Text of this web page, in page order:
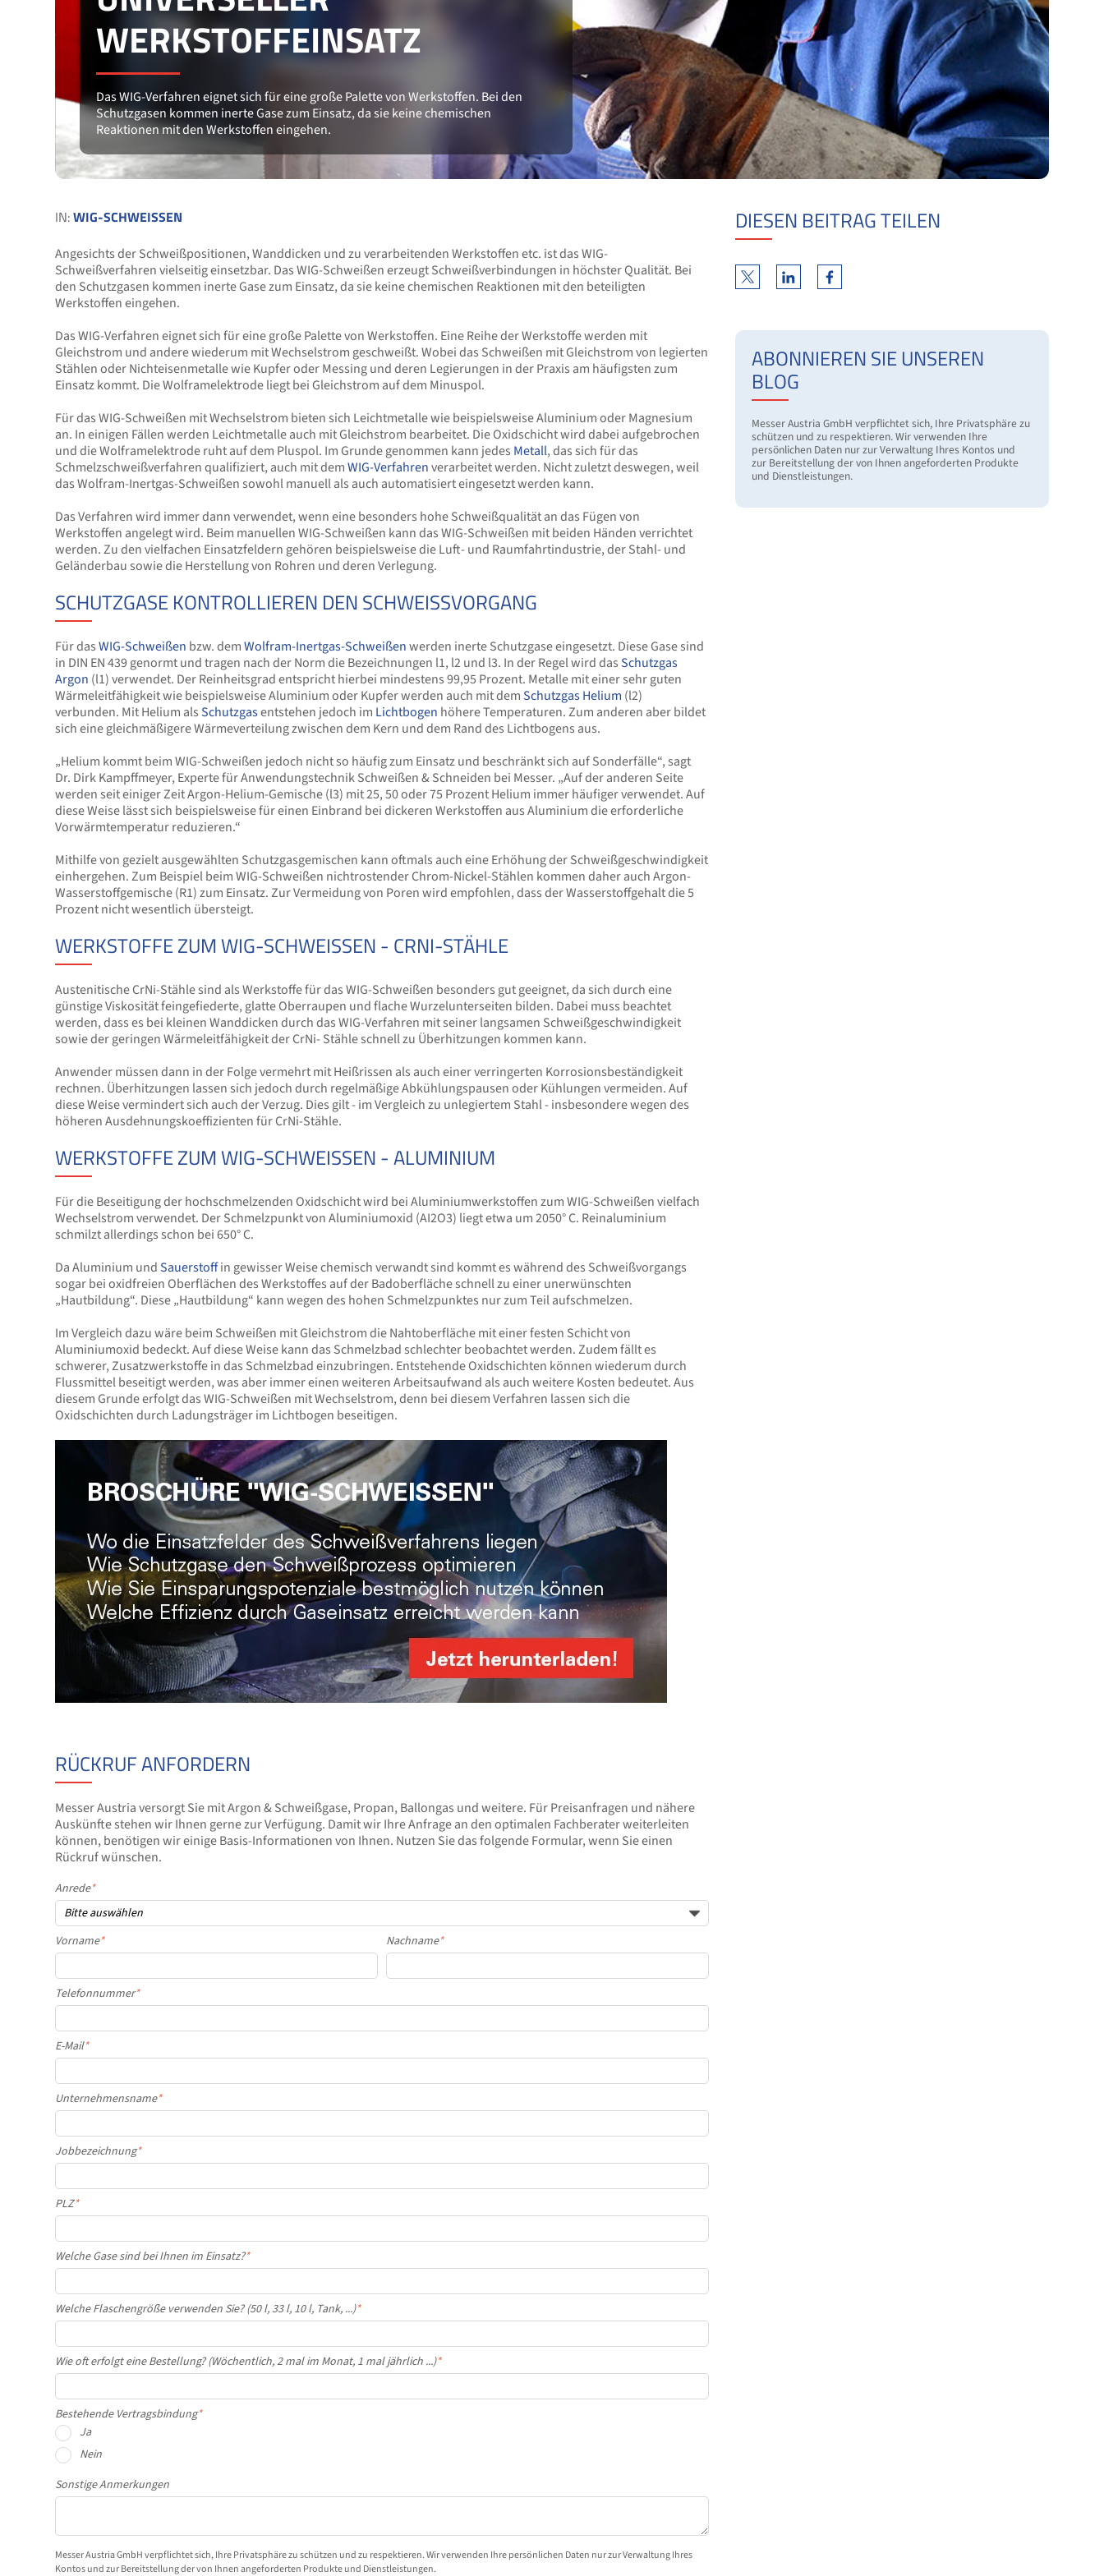
ERKSTOFFEINSATZ
Das WIG-Verfahren eignet sich für eine große Palette von Werkstoffen. Bei den
Schutzgasen kommen inerte Gase zum Einsatz, da sie keine chemischen
Reaktionen mit den Werkstoffen eingehen.
IN:WIG-SCHWEISSEN
Angesichts der Schweißpositionen, Wanddicken und zu verarbeitenden Werkstoffen etc. ist das WIG-
Schweißverfahren vielseitig einsetzbar. Das WIG-Schweißen erzeugt Schweißverbindungen in höchster Qualität. Bei
den Schutzgasen kommen inerte Gase zum Einsatz, da sie keine chemischen Reaktionen mit den beteiligten
Werkstoffen eingehen.
Das WIG-Verfahren eignet sich für eine große Palette von Werkstoffen. Eine Reihe der Werkstoffe werden mit
Gleichstrom und andere wiederum mit Wechselstrom geschweißt. Wobei das Schweißen mit Gleichstrom von legierten
Stählen oder Nichteisenmetalle wie Kupfer oder Messing und deren Legierungen in der Praxis am häufigsten zum
Einsatz kommt. Die Wolframelektrode liegt bei Gleichstrom auf dem Minuspol.
Für das WIG-Schweißen mit Wechselstrom bieten sich Leichtmetalle wie beispielsweise Aluminium oder Magnesium
an. In einigen Fällen werden Leichtmetalle auch mit Gleichstrom bearbeitet. Die Oxidschicht wird dabei aufgebrochen
und die Wolframelektrode ruht auf dem Pluspol. Im Grunde genommen kann jedes Metall, das sich für das
Schmelzschweißverfahren qualifiziert, auch mit demWIG-Verfahrenverarbeitet werden. Nicht zuletzt deswegen, weil
das Wolfram-Inertgas-Schweißen sowohl manuell als auch automatisiert eingesetzt werden kann.
Das Verfahren wird immer dann verwendet, wenn eine besonders hohe Schweißqualität an das Fügen von
Werkstoffen angelegt wird. Beim manuellen WIG-Schweißen kann das WIG-Schweißen mit beiden Händen verrichtet
werden. Zu den vielfachen Einsatzfeldern gehören beispielsweise die Luft- und Raumfahrtindustrie, der Stahl- und
Geländerbau sowie die Herstellung von Rohren und deren Verlegung.
SCHUTZGASE KONTROLLIEREN DEN SCHWEISSVORGANG
Für dasWIG-Schweißen bzw. demWolfram-Inertgas-Schweißenwerden inerte Schutzgase eingesetzt. Diese Gase sind
in DIN EN 439 genormt und tragen nach der Norm die Bezeichnungen l1, l2 und l3. In der Regel wird das Schutzgas
Argon (l1) verwendet. Der Reinheitsgrad entspricht hierbei mindestens 99,95 Prozent. Metalle mit einer sehr guten
Wärmeleitfähigkeit wie beispielsweise Aluminium oder Kupfer werden auch mit dem Schutzgas Helium (l2)
verbunden. Mit Helium als Schutzgasentstehen jedoch im Lichtbogen höhere Temperaturen. Zum anderen aber bildet
sich eine gleichmäßigere Wärmeverteilung zwischen dem Kern und dem Rand des Lichtbogens aus.
„Helium kommt beim WIG-Schweißen jedoch nicht so häufig zum Einsatz und beschränkt sich auf Sonderfälle“, sagt
Dr. Dirk Kampffmeyer, Experte für Anwendungstechnik Schweißen & Schneiden bei Messer. „Auf der anderen Seite
werden seit einiger Zeit Argon-Helium-Gemische (l3) mit 25, 50 oder 75 Prozent Helium immer häufiger verwendet. Auf
diese Weise lässt sich beispielsweise für einen Einbrand bei dickeren Werkstoffen aus Aluminium die erforderliche
Vorwärmtemperatur reduzieren.“
Mithilfe von gezielt ausgewählten Schutzgasgemischen kann oftmals auch eine Erhöhung der Schweißgeschwindigkeit
einhergehen. Zum Beispiel beim WIG-Schweißen nichtrostender Chrom-Nickel-Stählen kommen daher auch Argon-
Wasserstoffgemische (R1) zum Einsatz. Zur Vermeidung von Poren wird empfohlen, dass der Wasserstoffgehalt die 5
Prozent nicht wesentlich übersteigt.
WERKSTOFFE ZUM WIG-SCHWEISSEN - CRNI-STÄHLE
Austenitische CrNi-Stähle sind als Werkstoffe für das WIG-Schweißen besonders gut geeignet, da sich durch eine
günstige Viskosität feingefiederte, glatte Oberraupen und flache Wurzelunterseiten bilden. Dabei muss beachtet
werden, dass es bei kleinen Wanddicken durch das WIG-Verfahren mit seiner langsamen Schweißgeschwindigkeit
sowie der geringen Wärmeleitfähigkeit der CrNi- Stähle schnell zu Überhitzungen kommen kann.
Anwender müssen dann in der Folge vermehrt mit Heißrissen als auch einer verringerten Korrosionsbeständigkeit
rechnen. Überhitzungen lassen sich jedoch durch regelmäßige Abkühlungspausen oder Kühlungen vermeiden. Auf
diese Weise vermindert sich auch der Verzug. Dies gilt - im Vergleich zu unlegiertem Stahl - insbesondere wegen des
höheren Ausdehnungskoeffizienten für CrNi-Stähle.
WERKSTOFFE ZUM WIG-SCHWEISSEN - ALUMINIUM
Für die Beseitigung der hochschmelzenden Oxidschicht wird bei Aluminiumwerkstoffen zum WIG-Schweißen vielfach
Wechselstrom verwendet. Der Schmelzpunkt von Aluminiumoxid (AI2O3) liegt etwa um 2050° C. Reinaluminium
schmilzt allerdings schon bei 650° C.
Da Aluminium und Sauerstoffin gewisser Weise chemisch verwandt sind kommt es während des Schweißvorgangs
sogar bei oxidfreien Oberflächen des Werkstoffes auf der Badoberfläche schnell zu einer unerwünschten
„Hautbildung“. Diese „Hautbildung“ kann wegen des hohen Schmelzpunktes nur zum Teil aufschmelzen.
Im Vergleich dazu wäre beim Schweißen mit Gleichstrom die Nahtoberfläche mit einer festen Schicht von
Aluminiumoxid bedeckt. Auf diese Weise kann das Schmelzbad schlechter beobachtet werden. Zudem fällt es
schwerer, Zusatzwerkstoffe in das Schmelzbad einzubringen. Entstehende Oxidschichten können wiederum durch
Flussmittel beseitigt werden, was aber immer einen weiteren Arbeitsaufwand als auch weitere Kosten bedeutet. Aus
diesem Grunde erfolgt das WIG-Schweißen mit Wechselstrom, denn bei diesem Verfahren lassen sich die
Oxidschichten durch Ladungsträger im Lichtbogen beseitigen.
RÜCKRUF ANFORDERN
Messer Austria versorgt Sie mit Argon & Schweißgase, Propan, Ballongas und weitere. Für Preisanfragen und nähere
Auskünfte stehen wir Ihnen gerne zur Verfügung. Damit wir Ihre Anfrage an den optimalen Fachberater weiterleiten
können, benötigen wir einige Basis-Informationen von Ihnen. Nutzen Sie das folgende Formular, wenn Sie einen
Rückruf wünschen.
Anrede*
Vorname* Nachname*
Telefonnummer*
E-Mail*
Unternehmensname*
Jobbezeichnung*
PLZ*
Welche Gase sind bei Ihnen im Einsatz?*
Welche Flaschengröße verwenden Sie? (50 l, 33 l, 10 l, Tank, ...)*
Wie oft erfolgt eine Bestellung? (Wöchentlich, 2 mal im Monat, 1 mal jährlich ...)*
Bestehende Vertragsbindung*
Ja
Nein
Sonstige Anmerkungen
Messer Austria GmbH verpflichtet sich, Ihre Privatsphäre zu schützen und zu respektieren. Wir verwenden Ihre persönlichen Daten nur zur Verwaltung Ihres
Kontos und zur Bereitstellung der von Ihnen angeforderten Produkte und Dienstleistungen.
DIESEN BEITRAG TEILEN
ABONNIEREN SIE UNSEREN
BLOG
Messer Austria GmbH verpflichtet sich, Ihre Privatsphäre zu
schützen und zu respektieren. Wir verwenden Ihre
persönlichen Daten nur zur Verwaltung Ihres Kontos und
zur Bereitstellung der von Ihnen angeforderten Produkte
und Dienstleistungen.